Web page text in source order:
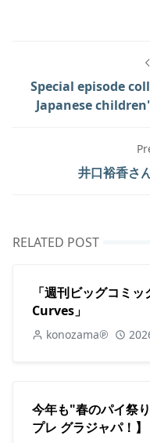
Special episode
Japanese
井口裕香さ
RELATED POST
「週刊ビッグコミ
Curves」
konozama℗
今年も"春のパイ祭
プレ グラジャパ！】